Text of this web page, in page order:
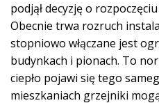
podjął decyzję o
Obecnie trwa rozruch
stopniowo włączane jest
budynkach i pionach. To
ciepło pojawi się tego
mieszkaniach grzejniki